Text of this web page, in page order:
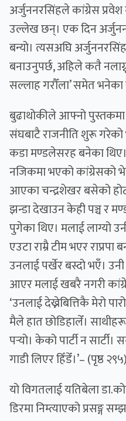
अर्जुननरसिंहले कांग्रेस
उल्लेख छन्। एक दिन
बन्यो। त्यसअघि
बनाउनुपर्छ, अहिले कतै
सल्लाह गरौँला’ समेत
बुढाथोकीले आफ्नो
संघबाटै राजनीति शुरू गरेको
कडा मण्डलेसरह बनेका
नजिकमा भएको कांग्रेसको
आएका चन्द्रशेखर बसेको
झन्डा देखाउन केही पञ्च र
पुगेका थिए। मलाई लाग्यो
एउटा राम्रै टीम भएर
उनलाई पर्खेर बस्दो भएँ।
आएर मलाई खबरै नगरी
‘उनलाई देख्नेबित्तिकै मेरो
मैले हात छोडिहालेँ।
पर्‍यो। केको पार्टी न
गाडी लिएर हिँडेँ।’– (पृष्ठ २९५)
यो विगतलाई यतिबेला
डिरमा निम्त्याएको प्रसङ्ग